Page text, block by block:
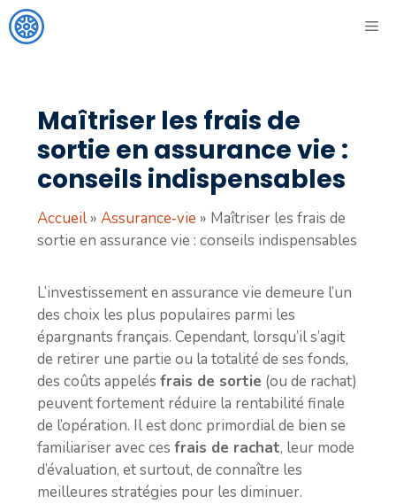
Aller
au
Maîtriser les frais de
sortie en assurance vie :
conseils indispensables
Accueil» Assurance‑vie » Maîtriser les frais de
sortie en assurance vie : conseils indispensables
L’investissement en assurance vie demeure l’un
des choix les plus populaires parmi les
épargnants français. Cependant, lorsqu’il s’agit
de retirer une partie ou la totalité de ses fonds,
des coûts appelés frais de sortie (ou de rachat)
peuvent fortement réduire la rentabilité finale
de l’opération. Il est donc primordial de bien se
familiariser avec ces frais de rachat, leur mode
d’évaluation, et surtout, de connaître les
meilleures stratégies pour les diminuer.